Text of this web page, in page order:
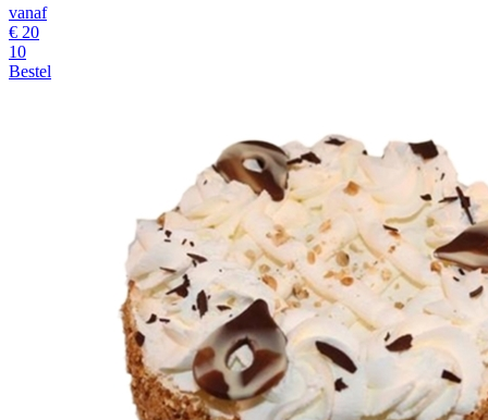
vanaf
€ 20
10
Bestel